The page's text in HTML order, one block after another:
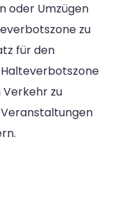
oder Umzügen
zu
für den
zu